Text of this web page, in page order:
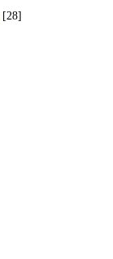
[28]